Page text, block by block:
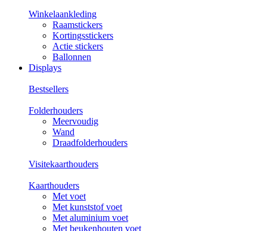
Winkelaankleding
Raamstickers
Kortingsstickers
Actie stickers
Ballonnen
Displays
Bestsellers
Folderhouders
Meervoudig
Wand
Draadfolderhouders
Visitekaarthouders
Kaarthouders
Met voet
Met kunststof voet
Met aluminium voet
Met beukenhouten voet